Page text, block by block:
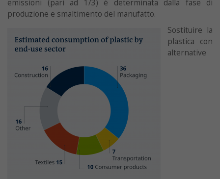
emissioni (pari ad 1/3) è determinata dalla fase di
produzione e smaltimento del manufatto.
Sostituire la
plastica con
alternative